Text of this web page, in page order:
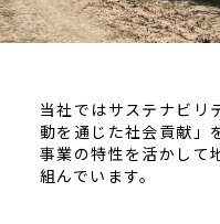
当社ではサステナビリ
動を通じた社会貢献」
事業の特性を活かして
組んでいます。